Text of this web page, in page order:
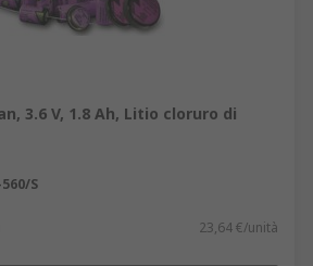
3.6 V, 1.8 Ah, Litio cloruro di
560/S
23,64 €/unità